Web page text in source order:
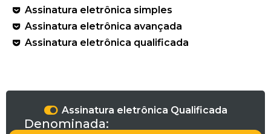
Assinatura eletrônica simples
Assinatura eletrônica avançada
Assinatura eletrônica qualificada
Assinatura eletrônica Qualificada
Denominada: